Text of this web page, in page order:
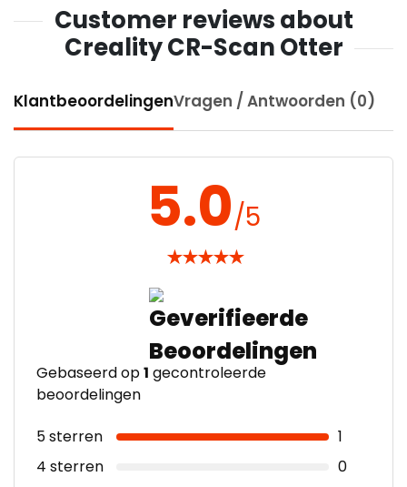
Customer reviews about
Creality CR-Scan Otter
KlantbeoordelingenVragen / Antwoorden (0)
5.0/5
★★★★★
Gebaseerd op1 gecontroleerde
beoordelingen
5 sterren
1
4 sterren
0